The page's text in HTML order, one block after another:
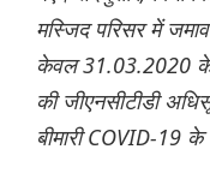
मस्जिद परिसर में
केवल 31.03.2020
की जीएनसीटीडी
बीमारी COVID-19 के